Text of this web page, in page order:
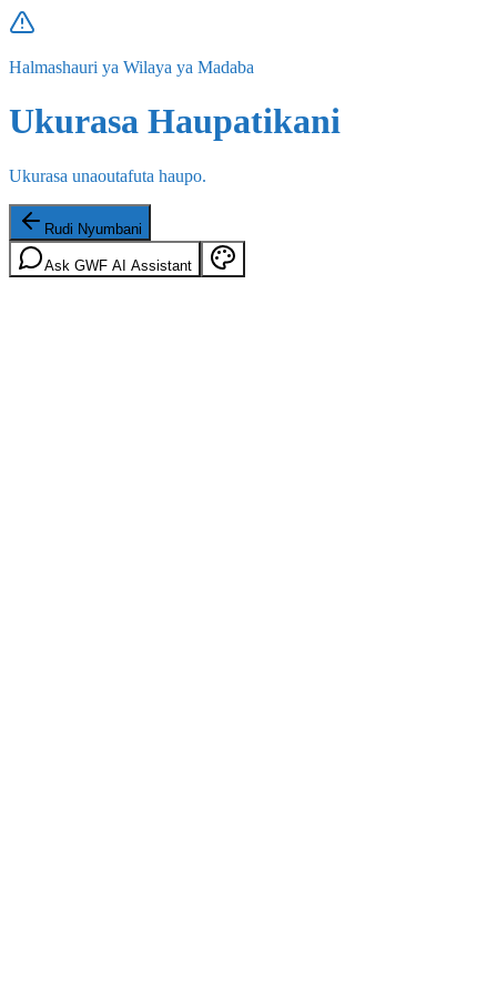
Halmashauri ya Wilaya ya Madaba
Ukurasa Haupatikani
Ukurasa unaoutafuta haupo.
Rudi Nyumbani
Ask GWF AI Assistant